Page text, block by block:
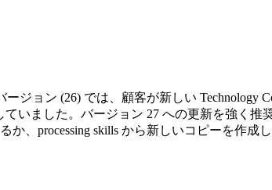
ジョン (26) では、顧客が新しい Technology
いました。バージョン 27 への更新を強く推奨
、processing skills から新しいコピーを作成